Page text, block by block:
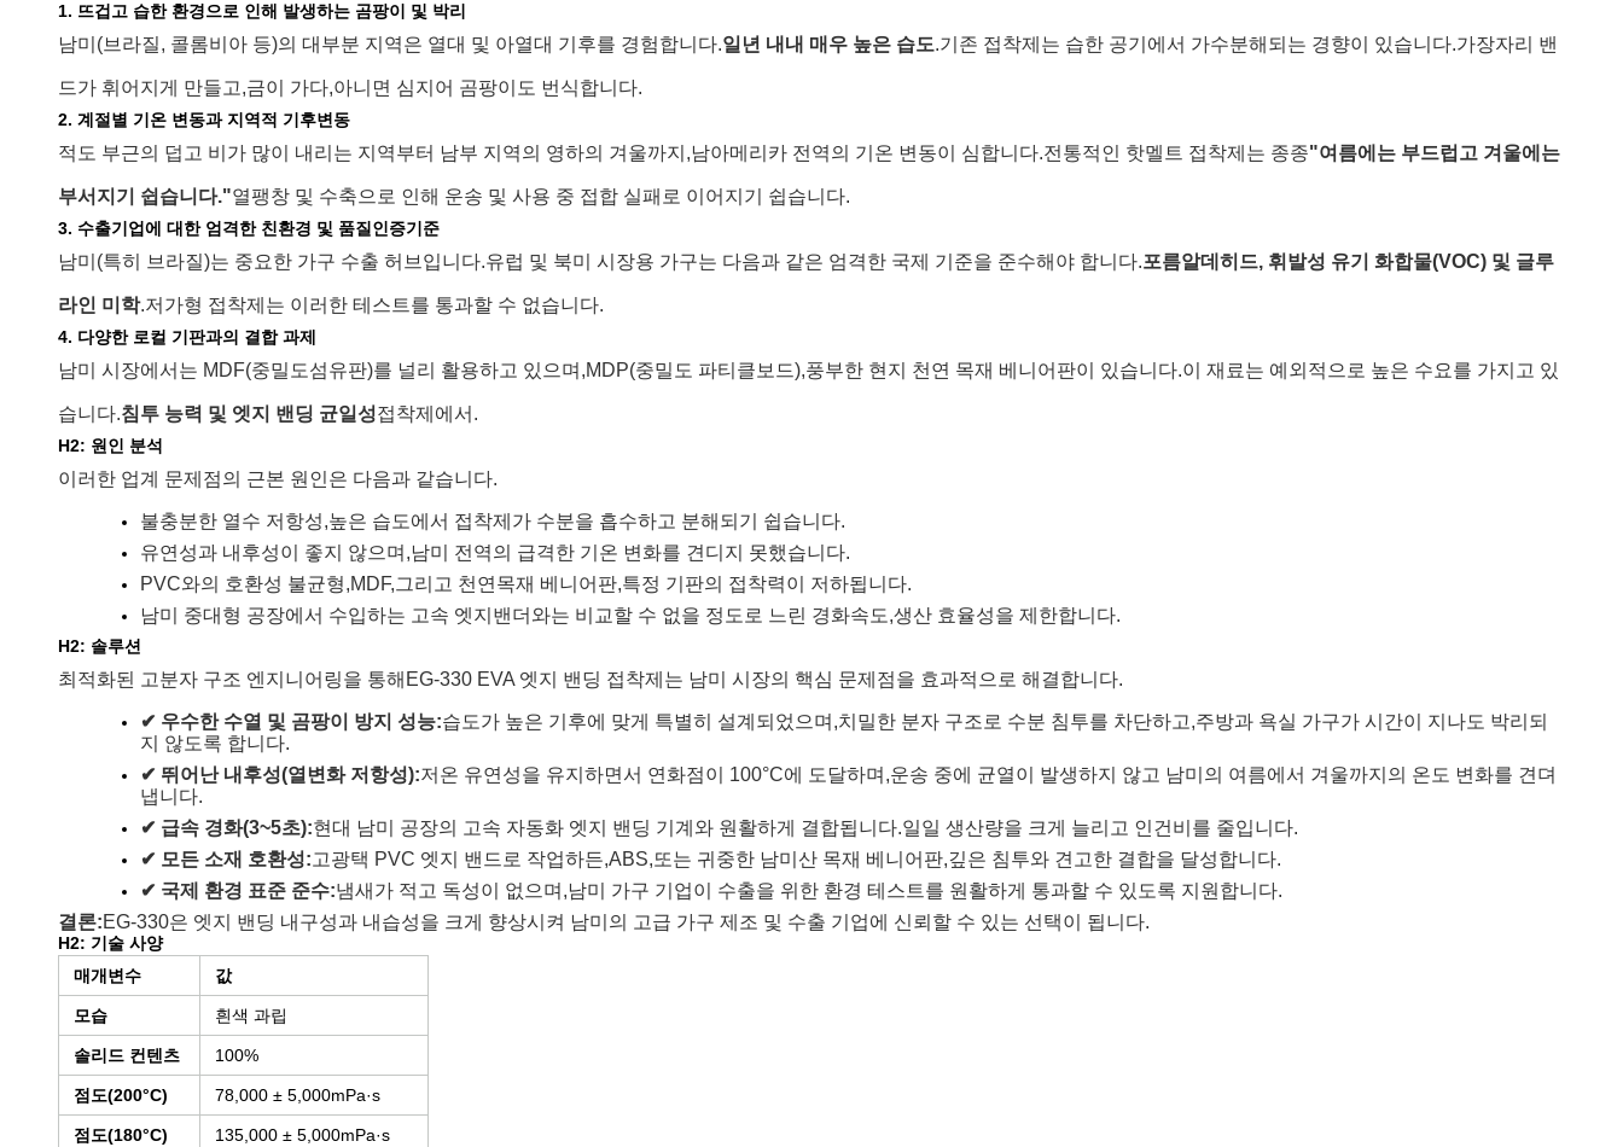
1. 뜨겁고 습한 환경으로 인해 발생하는 곰팡이 및 박리
남미(브라질, 콜롬비아 등)의 대부분 지역은 열대 및 아열대 기후를 경험합니다.일년 내내 매우 높은 습도.기존 접착제는 습한 공기에서 가수분해되는 경향이 있습니다.가장자리 밴
드가 휘어지게 만들고,금이 가다,아니면 심지어 곰팡이도 번식합니다.
2. 계절별 기온 변동과 지역적 기후변동
적도 부근의 덥고 비가 많이 내리는 지역부터 남부 지역의 영하의 겨울까지,남아메리카 전역의 기온 변동이 심합니다.전통적인 핫멜트 접착제는 종종"여름에는 부드럽고 겨울에는
부서지기 쉽습니다."열팽창 및 수축으로 인해 운송 및 사용 중 접합 실패로 이어지기 쉽습니다.
3. 수출기업에 대한 엄격한 친환경 및 품질인증기준
남미(특히 브라질)는 중요한 가구 수출 허브입니다.유럽 ​​및 북미 시장용 가구는 다음과 같은 엄격한 국제 기준을 준수해야 합니다.포름알데히드, 휘발성 유기 화합물(VOC) 및 글루
라인 미학.저가형 접착제는 이러한 테스트를 통과할 수 없습니다.
4. 다양한 로컬 기판과의 결합 과제
남미 시장에서는 MDF(중밀도섬유판)를 널리 활용하고 있으며,MDP(중밀도 파티클보드),풍부한 현지 천연 목재 베니어판이 있습니다.이 재료는 예외적으로 높은 수요를 가지고 있
습니다.침투 능력 및 엣지 밴딩 균일성접착제에서.
H2: 원인 분석
이러한 업계 문제점의 근본 원인은 다음과 같습니다.
불충분한 열수 저항성,높은 습도에서 접착제가 수분을 흡수하고 분해되기 쉽습니다.
유연성과 내후성이 좋지 않으며,남미 전역의 급격한 기온 변화를 견디지 ​​못했습니다.
PVC와의 호환성 불균형,MDF,그리고 천연목재 베니어판,특정 기판의 접착력이 저하됩니다.
남미 중대형 공장에서 수입하는 고속 엣지밴더와는 비교할 수 없을 정도로 느린 경화속도,생산 효율성을 제한합니다.
H2: 솔루션
최적화된 고분자 구조 엔지니어링을 통해 EG-330 EVA 엣지 밴딩 접착제는 남미 시장의 핵심 문제점을 효과적으로 해결합니다.
✔ 우수한 수열 및 곰팡이 방지 성능:습도가 높은 기후에 맞게 특별히 설계되었으며,치밀한 분자 구조로 수분 침투를 차단하고,주방과 욕실 가구가 시간이 지나도 박리되
지 않도록 합니다.
✔ 뛰어난 내후성(열변화 저항성):저온 유연성을 유지하면서 연화점이 100°C에 도달하며,운송 중에 균열이 발생하지 않고 남미의 여름에서 겨울까지의 온도 변화를 견뎌
냅니다.
✔ 급속 경화(3~5초):현대 남미 공장의 고속 자동화 엣지 밴딩 기계와 원활하게 결합됩니다.일일 생산량을 크게 늘리고 인건비를 줄입니다.
✔ 모든 소재 호환성:고광택 PVC 엣지 밴드로 작업하든,ABS,또는 귀중한 남미산 목재 베니어판,깊은 침투와 견고한 결합을 달성합니다.
✔ 국제 환경 표준 준수:냄새가 적고 독성이 없으며,남미 가구 기업이 수출을 위한 환경 테스트를 원활하게 통과할 수 있도록 지원합니다.
결론:EG-330은 엣지 밴딩 내구성과 내습성을 크게 향상시켜 남미의 고급 가구 제조 및 수출 기업에 신뢰할 수 있는 선택이 됩니다.
H2: 기술 사양
매개변수
값
모습 흰색 과립
솔리드 컨텐츠 100%
점도(200°C) 78,000 ± 5,000mPa·s
점도(180°C) 135,000 ± 5,000mPa·s